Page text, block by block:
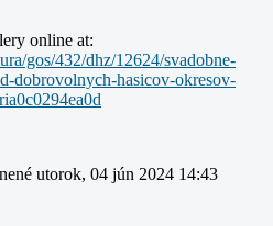
online at:
gos/432/dhz/12624/svadobne-
dobrovolnych-hasicov-okresov-
utorok, 04 jún 2024 14:43